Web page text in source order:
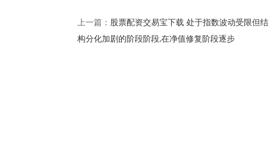
上一篇： 股票配资交易宝下载 处于指数波动受限但结
构分化加剧的阶段阶段,在净值修复阶段逐步